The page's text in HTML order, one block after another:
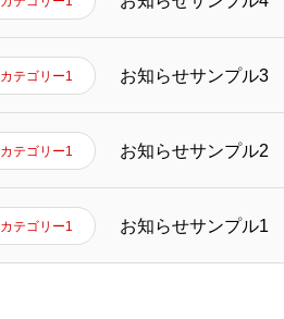
カテゴリー1 お知らせサンプル3
カテゴリー1 お知らせサンプル2
カテゴリー1 お知らせサンプル1